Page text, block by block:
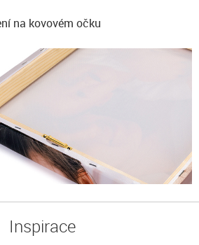
na kovovém očku
Inspirace